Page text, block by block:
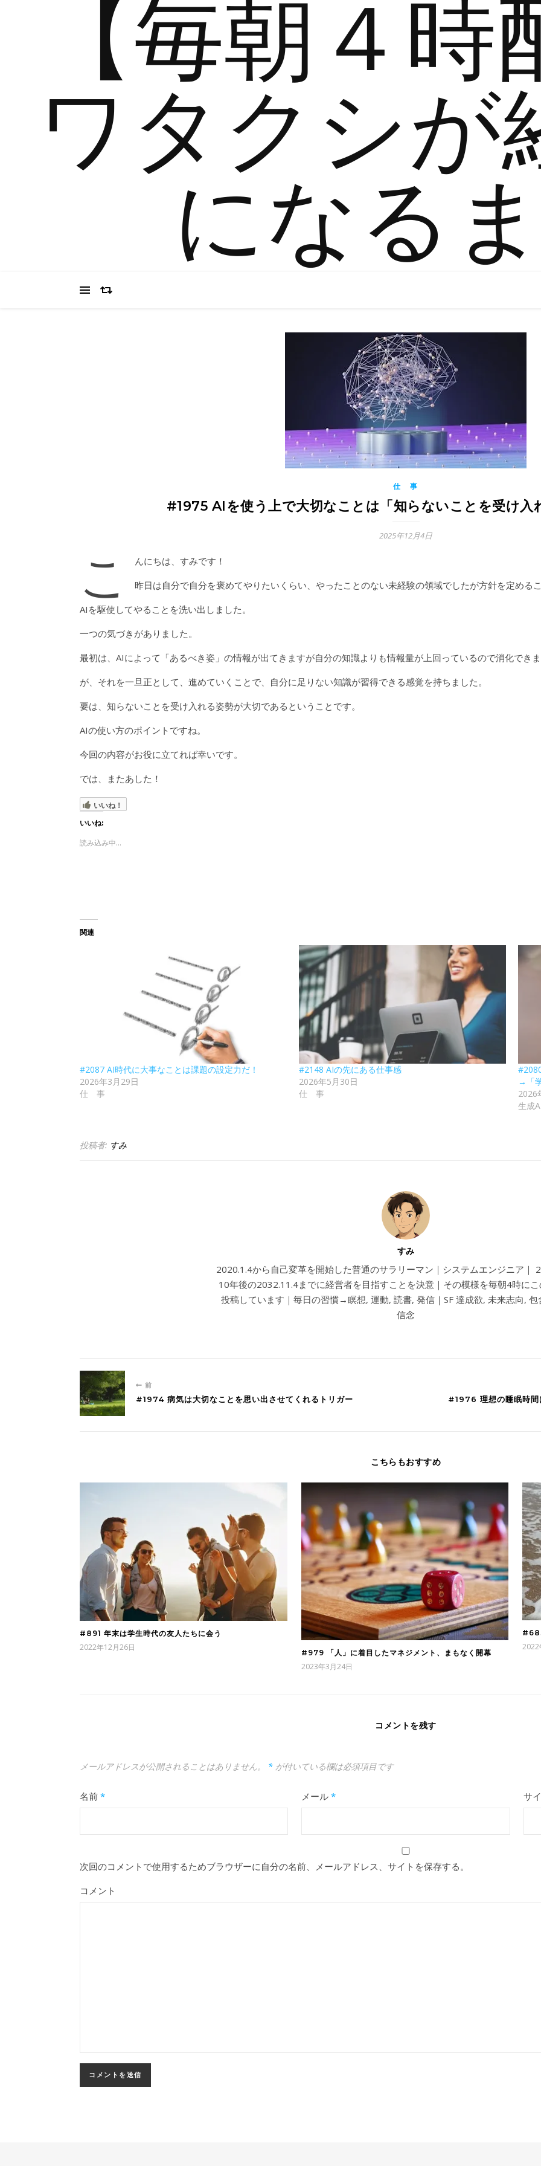
【毎朝４時
ワタクシが
になる
仕 事
#1975 AIを使う上で大切なことは「知らないことを受け入
2025年12月4日
こ
んにちは、すみです！
昨日は自分で自分を褒めてやりたいくらい、やったことのない未経験の領域でしたが方針を定めるこ
AIを駆使してやることを洗い出しました。
一つの気づきがありました。
最初は、AIによって「あるべき姿」の情報が出てきますが自分の知識よりも情報量が上回っているので消化できま
が、それを一旦正として、進めていくことで、自分に足りない知識が習得できる感覚を持ちました。
要は、知らないことを受け入れる姿勢が大切であるということです。
AIの使い方のポイントですね。
今回の内容がお役に立てれば幸いです。
では、またあした！
いいね！
いいね:
読み込み中...
関連
#2087 AI時代に大事なことは課題の設定力だ！
2026年3月29日
仕 事
#2148 AIの先にある仕事感
2026年5月30日
仕 事
→「
2026
生成
投稿者: すみ
すみ
2020.1.4から自己変革を開始した普通のサラリーマン｜システムエンジニア｜
10年後の2032.11.4までに経営者を目指すことを決意｜その模様を毎朝4時に
投稿しています｜毎日の習慣→瞑想, 運動, 読書, 発信｜SF 達成欲, 未来志向, 包
信念
前
#1974 病気は大切なことを思い出させてくれるトリガー #1976 理想の睡眠時間
こちらもおすすめ
#891 年末は学生時代の友人たちに会う
2022年12月26日
#979 「人」に着目したマネジメント、まもなく開幕
2023年3月24日
2022
コメントを残す
メールアドレスが公開されることはありません。 * が付いている欄は必須項目です
名前 * メール* サ
次回のコメントで使用するためブラウザーに自分の名前、メールアドレス、サイトを保存する。
コメント